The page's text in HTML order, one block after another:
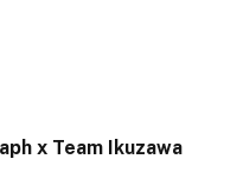
x Team Ikuzawa